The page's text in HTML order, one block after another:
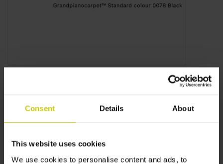
Consent Details About
This website uses cookies
We use cookies to personalise content and ads, to